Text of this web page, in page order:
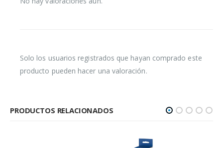
Solo los usuarios registrados que hayan comprado este
producto pueden hacer una valoración.
PRODUCTOS RELACIONADOS